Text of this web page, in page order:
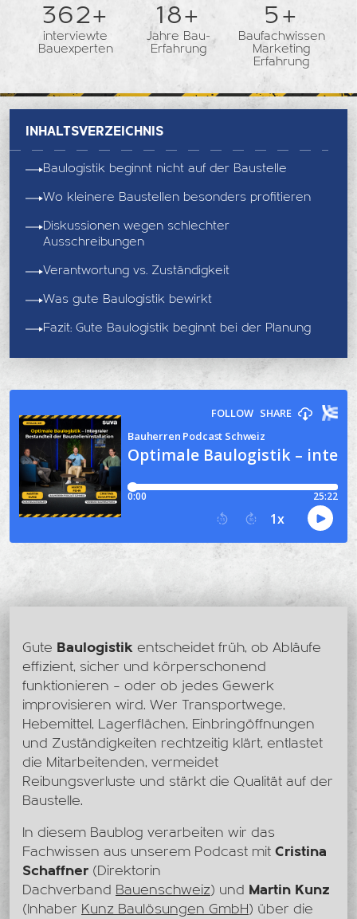
362+
interviewte
Bauexperten
18+
Jahre Bau-
Erfahrung
5+
Baufachwissen
Marketing
Erfahrung
Inhaltsverzeichnis
Baulogistik beginnt nicht auf der Baustelle
Wo kleinere Baustellen besonders profitieren
Diskussionen wegen schlechter
Ausschreibungen
Verantwortung vs. Zuständigkeit
Was gute Baulogistik bewirkt
Fazit: Gute Baulogistik beginnt bei der Planung
Gute Baulogistik entscheidet früh, ob Abläufe
effizient, sicher und körperschonend
funktionieren – oder ob jedes Gewerk
improvisieren wird. Wer Transportwege,
Hebemittel, Lagerflächen, Einbringöffnungen
und Zuständigkeiten rechtzeitig klärt, entlastet
die Mitarbeitenden, vermeidet
Reibungsverluste und stärkt die Qualität auf der
Baustelle.
In diesem Baublog verarbeiten wir das
Fachwissen aus unserem Podcast mit Cristina
Schaffner (Direktorin
Dachverband Bauenschweiz) und Martin Kunz
(Inhaber Kunz Baulösungen GmbH) über die